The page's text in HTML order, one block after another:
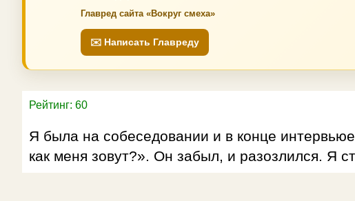
Главред сайта «Вокруг смеха»
✉️ Написать Главреду
Рейтинг: 60
Я была на собеседовании и в конце
как меня зовут?». Он забыл, и разозлился. Я